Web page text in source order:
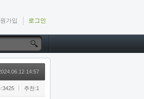
가입 로그인
14:57
:3425 추천:1